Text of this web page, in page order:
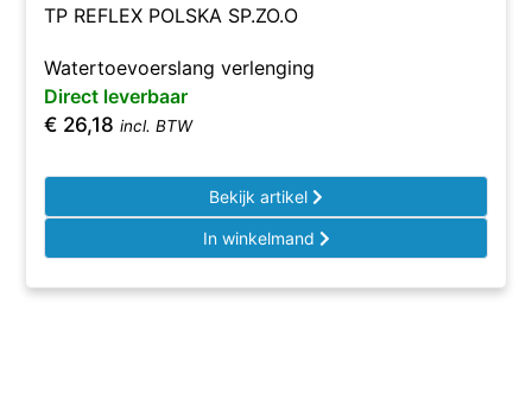
TP REFLEX POLSKA SP.ZO.O
Watertoevoerslang verlenging
Direct leverbaar
€ 26,18 incl. BTW
Bekijk artikel
In winkelmand